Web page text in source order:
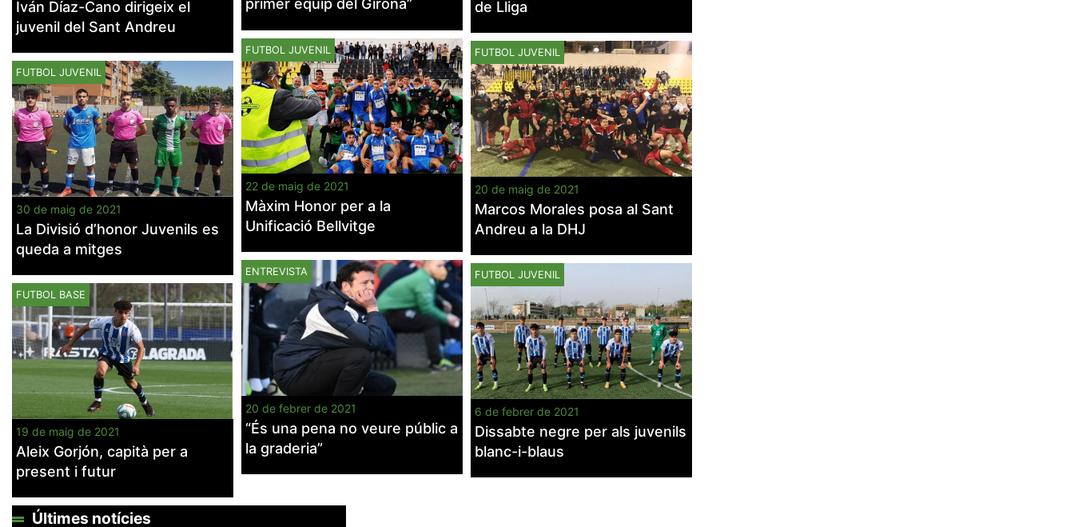
Iván Díaz-Cano dirigeix el
juvenil del Sant Andreu
primer equip del Girona”
de Lliga
FUTBOL JUVENIL
30 de maig de 2021
La Divisió d’honor Juvenils es
queda a mitges
FUTBOL JUVENIL
22 de maig de 2021
Màxim Honor per a la
Unificació Bellvitge
FUTBOL JUVENIL
20 de maig de 2021
Marcos Morales posa al Sant
Andreu a la DHJ
FUTBOL BASE
19 de maig de 2021
Aleix Gorjón, capità per a
present i futur
ENTREVISTA
20 de febrer de 2021
“És una pena no veure públic a
la graderia”
FUTBOL JUVENIL
6 de febrer de 2021
Dissabte negre per als juvenils
blanc-i-blaus
Últimes notícies
nostre lloc
web
incrementes la
possibilitat de
mirar només
anuncis,
ofertes i
contingut
personalitzat.